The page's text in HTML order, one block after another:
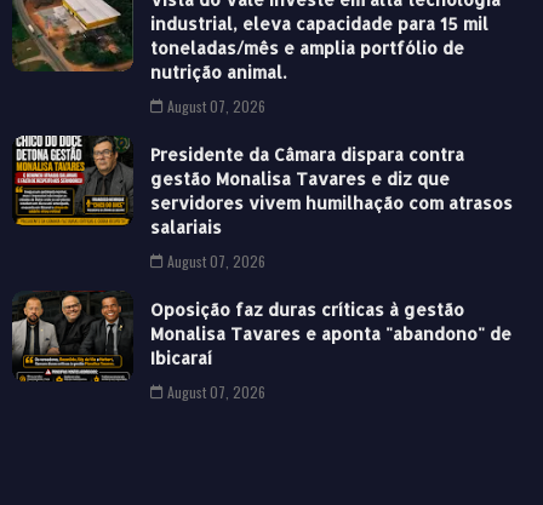
industrial, eleva capacidade para 15 mil
toneladas/mês e amplia portfólio de
nutrição animal.
August 07, 2026
Presidente da Câmara dispara contra
gestão Monalisa Tavares e diz que
servidores vivem humilhação com atrasos
salariais
August 07, 2026
Oposição faz duras críticas à gestão
Monalisa Tavares e aponta "abandono" de
Ibicaraí
August 07, 2026